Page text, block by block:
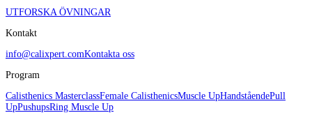
UTFORSKA ÖVNINGAR
Kontakt
info@calixpert.comKontakta oss
Program
Calisthenics MasterclassFemale CalisthenicsMuscle UpHandståendePull
UpPushupsRing Muscle Up